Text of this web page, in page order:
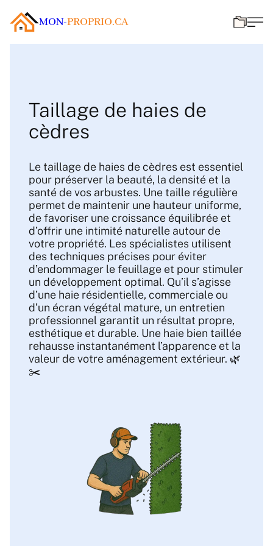
MON-PROPRIO.CA
Taillage de haies de
cèdres
Le taillage de haies de cèdres est essentiel
pour préserver la beauté, la densité et la
santé de vos arbustes. Une taille régulière
permet de maintenir une hauteur uniforme,
de favoriser une croissance équilibrée et
d’offrir une intimité naturelle autour de
votre propriété. Les spécialistes utilisent
des techniques précises pour éviter
d’endommager le feuillage et pour stimuler
un développement optimal. Qu’il s’agisse
d’une haie résidentielle, commerciale ou
d’un écran végétal mature, un entretien
professionnel garantit un résultat propre,
esthétique et durable. Une haie bien taillée
rehausse instantanément l’apparence et la
valeur de votre aménagement extérieur. 🌿
✂️